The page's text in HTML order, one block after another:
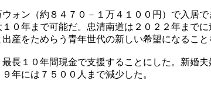
ォン（約８４７０－１万４１００円）で入居
０年まで可能だ。忠清南道は２０２２年まで
産をためらう青年世代の新しい希望になること
長１０年間現金で支援することにした。新婚
年には７５００人まで減少した。